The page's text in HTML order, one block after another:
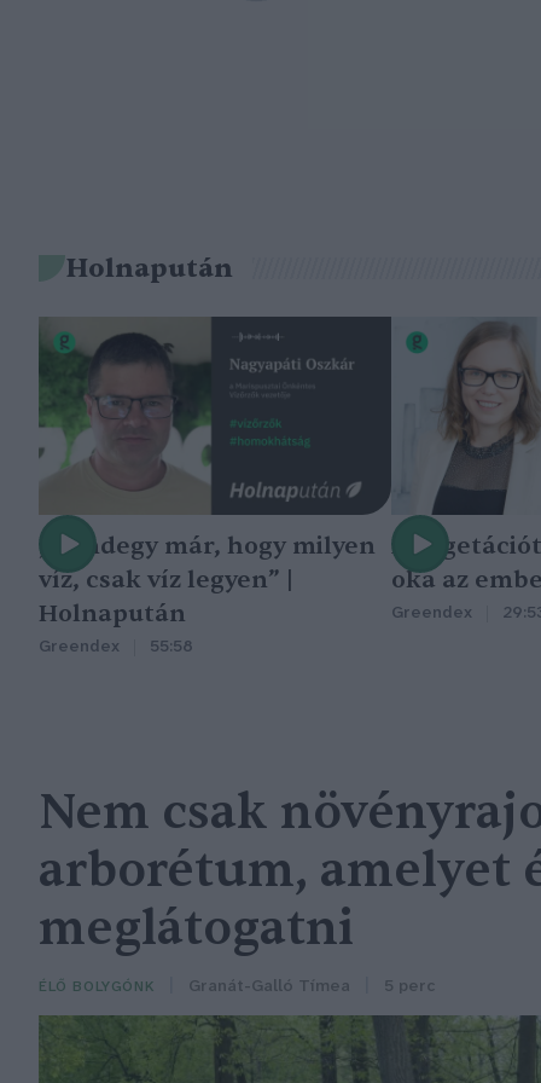
Holnapután
„Mindegy már, hogy milyen
víz, csak víz legyen” |
Holnapután
Greendex 55:58
A
oka az
Greendex
Nem csak
arborétum, amelyet
meglátogatni
ÉLŐ BOLYGÓNK Granát-Galló Tímea 5 perc